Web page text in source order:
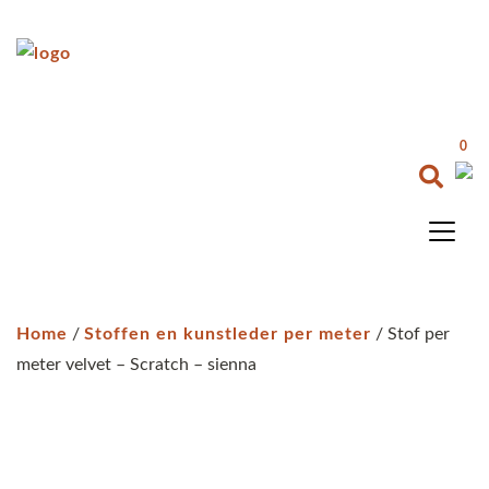
0
Home / Stoffen en kunstleder per meter / Stof per
meter velvet – Scratch – sienna